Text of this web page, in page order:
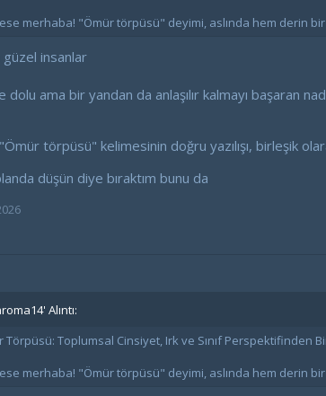
merhaba! "Ömür törpüsü" deyimi, aslında hem derin
güzel insanlar
dolu ama bir yandan da anlaşılır kalmayı başaran
"Ömür törpüsü" kelimesinin doğru yazılışı, birleşik
düşün diye bıraktım bunu da
Alıntı:
Törpüsü: Toplumsal Cinsiyet, Irk ve Sınıf Perspektifinden
merhaba! "Ömür törpüsü" deyimi, aslında hem derin